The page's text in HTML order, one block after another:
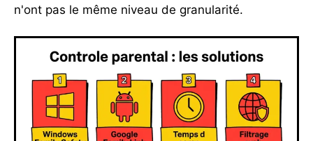
n'ont pas le même niveau de granularité.